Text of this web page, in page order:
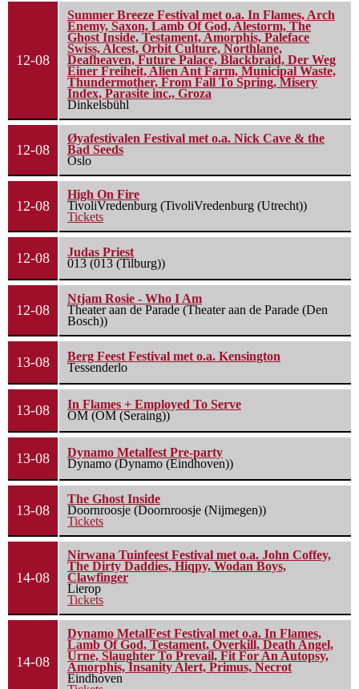
12-08
Summer Breeze Festival met o.a. In Flames, Arch
Enemy, Saxon, Lamb Of God, Alestorm, The
Ghost Inside, Testament, Amorphis, Paleface
Swiss, Alcest, Orbit Culture, Northlane,
Deafheaven, Future Palace, Blackbraid, Der Weg
Einer Freiheit, Alien Ant Farm, Municipal Waste,
Thundermother, From Fall To Spring, Misery
Index, Parasite inc., Groza
Dinkelsbühl
12-08
Øyafestivalen Festival met o.a. Nick Cave & the
Bad Seeds
Oslo
12-08
High On Fire
TivoliVredenburg (TivoliVredenburg (Utrecht))
Tickets
12-08
Judas Priest
013 (013 (Tilburg))
12-08
Ntjam Rosie - Who I Am
Theater aan de Parade (Theater aan de Parade (Den
Bosch))
13-08
Berg Feest Festival met o.a. Kensington
Tessenderlo
13-08
In Flames + Employed To Serve
OM (OM (Seraing))
13-08
Dynamo Metalfest Pre-party
Dynamo (Dynamo (Eindhoven))
13-08
The Ghost Inside
Doornroosje (Doornroosje (Nijmegen))
Tickets
14-08
Nirwana Tuinfeest Festival met o.a. John Coffey,
The Dirty Daddies, Hiqpy, Wodan Boys,
Clawfinger
Lierop
Tickets
14-08
Dynamo MetalFest Festival met o.a. In Flames,
Lamb Of God, Testament, Overkill, Death Angel,
Urne, Slaughter To Prevail, Fit For An Autopsy,
Amorphis, Insanity Alert, Primus, Necrot
Eindhoven